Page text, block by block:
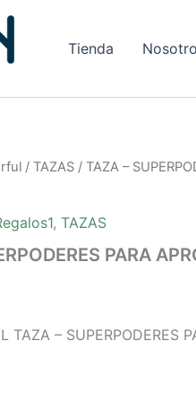
Tienda
/ TAZAS / TAZA –
, TAZAS
PARA
TAZA – SUPERPODERES